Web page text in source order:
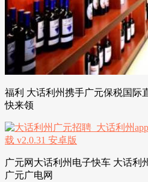
福利 大话利州携手广元保税国际
快来领
广元网大话利州电子快车 大话利
广元广电网